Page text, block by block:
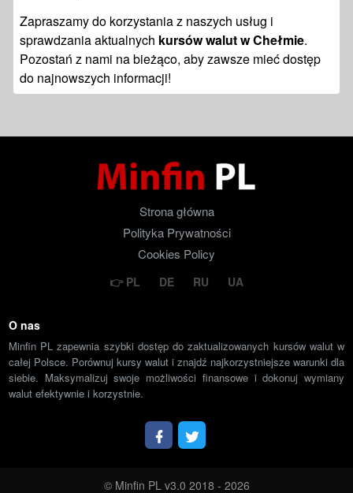
Zapraszamy do korzystania z naszych usług i
sprawdzania aktualnych kursów walut w Chełmie.
Pozostań z nami na bieżąco, aby zawsze mieć dostęp
do najnowszych informacji!
Strona główna
Polityka Prywatności
Cookies Policy
PL DE RU UA
O nas
Minfin PL zapewnia szybki dostęp do zaktualizowanych kursów walut w
całej Polsce. Porównuj kursy walut i znajdź najkorzystniejsze warunki dla
siebie. Maksymalizuj swoje możliwości finansowe i dokonuj wymiany
walut efektywnie i korzystnie.
© Minfin PL v3.0 2018 - 2026